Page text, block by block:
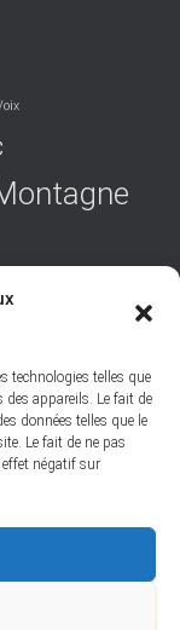
technologies telles que
des appareils. Le fait de
données telles que le
Le fait de ne pas
négatif sur
Podcast
Longchamp